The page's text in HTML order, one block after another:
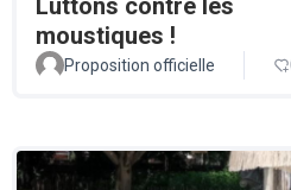
Luttons contre les
moustiques !
Proposition officielle